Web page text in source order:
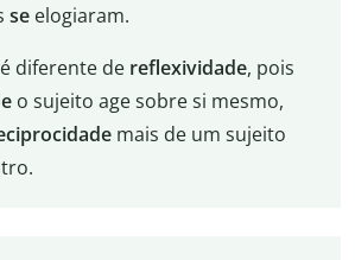
seelogiaram.
diferente de reflexividade, pois
o sujeito age sobre si mesmo,
mais de um sujeito